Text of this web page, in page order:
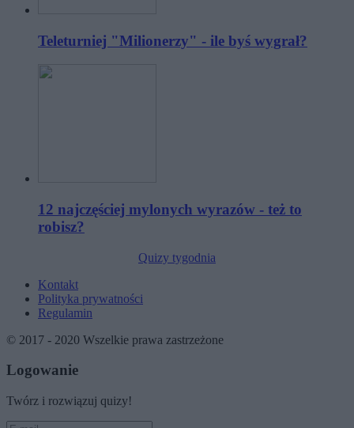
Teleturniej "Milionerzy" - ile byś wygrał?
12 najczęściej mylonych wyrazów - też to
robisz?
Quizy tygodnia
Kontakt
Polityka prywatności
Regulamin
© 2017 - 2020 Wszelkie prawa zastrzeżone
Logowanie
Twórz i rozwiązuj quizy!